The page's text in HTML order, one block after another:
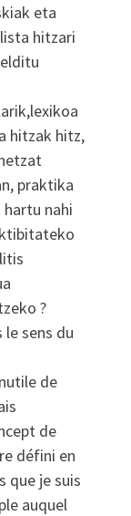
eta
hitzari
hitzak hitz,
praktika
nahi
?
sens du
de
de
défini en
que je suis
auquel